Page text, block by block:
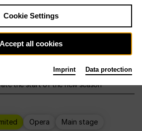
Main stage Staatsballett Berlin
Oper Berlin opens its doors to
the start of the new season
Opera Main stage
Cookie Settings
Accept all cookies
Imprint Data protection